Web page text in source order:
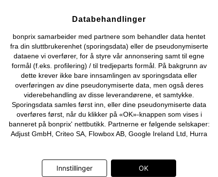
Databehandlinger
bonprix samarbeider med partnere som behandler data hentet
fra din sluttbrukerenhet (sporingsdata) eller de pseudonymiserte
dataene vi overfører, for å styre vår annonsering samt til egne
formål (f.eks. profilering) / til tredjeparts formål. På bakgrunn av
dette krever ikke bare innsamlingen av sporingsdata eller
overføringen av dine pseudonymiserte data, men også deres
viderebehandling av disse leverandørene, et samtykke.
Sporingsdata samles først inn, eller dine pseudonymiserte data
overføres først, når du klikker på «OK»-knappen som vises i
banneret på bonprix' nettbutikk. Partnerne er følgende selskaper:
Adjust GmbH, Criteo SA, Flowbox AB, Google Ireland Ltd, Hurra
Ltd, RTB-House GmbH, Snap Group Ltd, TikTok Information
Technologies UK Ltd. Ytterligere informasjon om
Innstillinger OK